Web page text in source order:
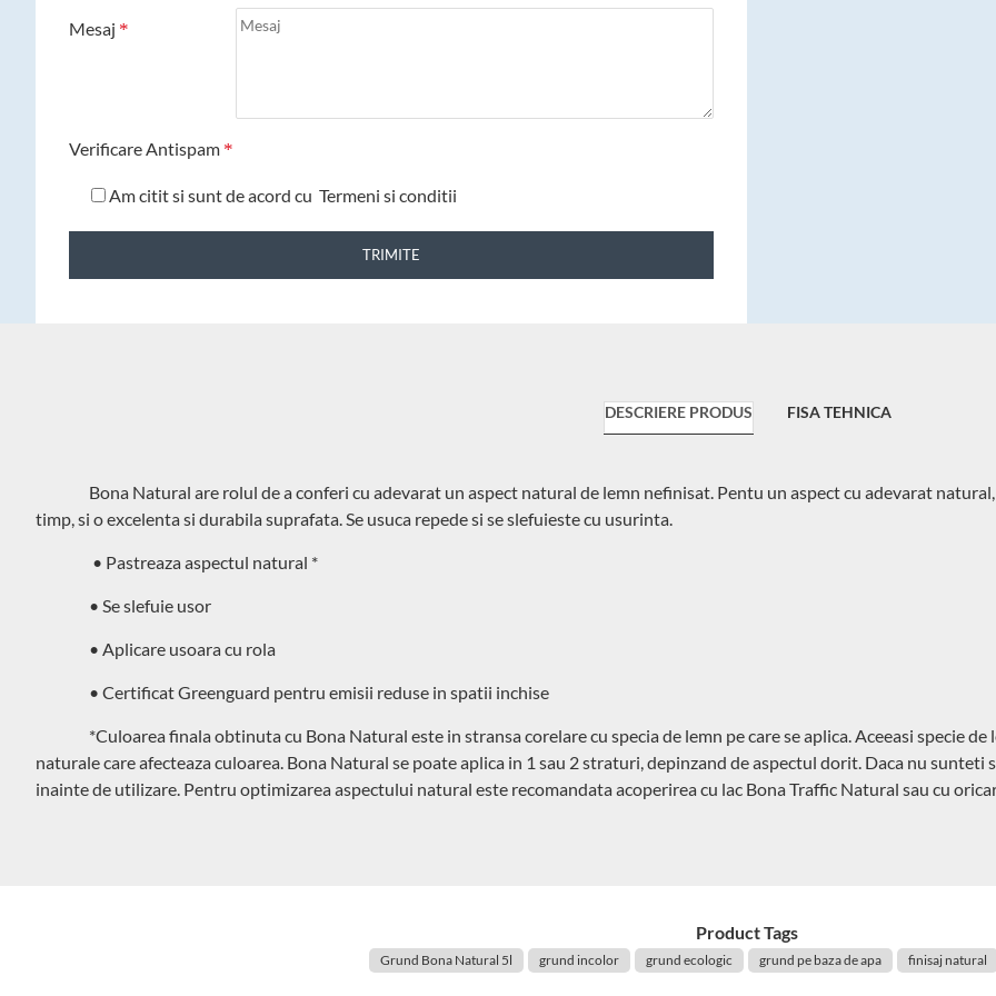
Mesaj
Verificare Antispam
Am citit si sunt de acord cu Termeni si conditii
TRIMITE
DESCRIERE PRODUS FISA TEHNICA
Bona Natural are rolul de a conferi cu adevarat un aspect natural de lemn nefinisat. Pentu un aspect cu adevarat
timp, si o excelenta si durabila suprafata. Se usuca repede si se slefuieste cu usurinta.
• Pastreaza aspectul natural *
• Se slefuie usor
• Aplicare usoara cu rola
• Certificat Greenguard pentru emisii reduse in spatii inchise
*Culoarea finala obtinuta cu Bona Natural este in stransa corelare cu specia de lemn pe care se aplica. Aceeasi specie
naturale care afecteaza culoarea. Bona Natural se poate aplica in 1 sau 2 straturi, depinzand de aspectul dorit. Daca nu
inainte de utilizare. Pentru optimizarea aspectului natural este recomandata acoperirea cu lac Bona Traffic Natural sau cu
Product Tags
Grund Bona Natural 5l grund incolor grund ecologic grund pe baza de apa finisaj natural